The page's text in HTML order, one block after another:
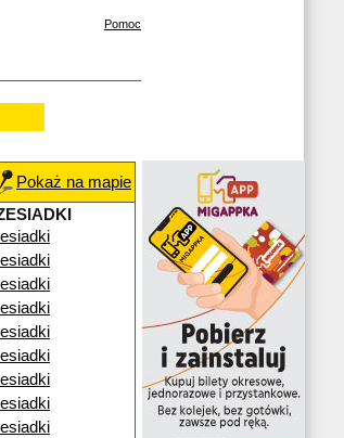
Pomoc
Pokaż na mapie